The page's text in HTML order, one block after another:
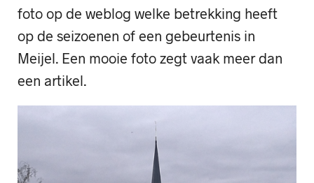
foto op de weblog welke betrekking heeft
op de seizoenen of een gebeurtenis in
Meijel. Een mooie foto zegt vaak meer dan
een artikel.